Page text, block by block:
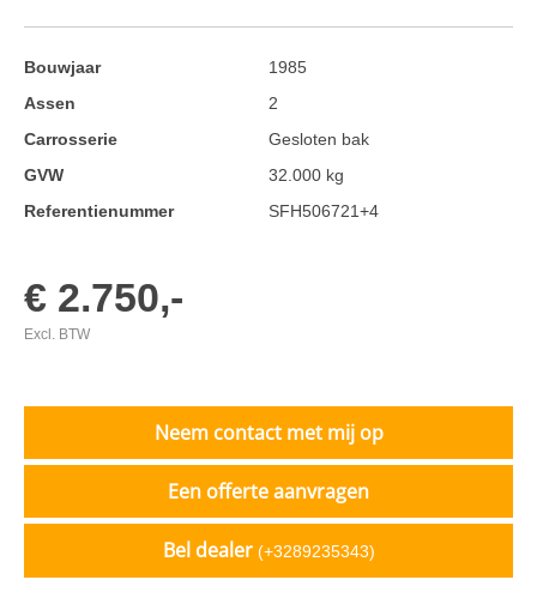
Bouwjaar
1985
Assen
2
Carrosserie
Gesloten bak
GVW
32.000 kg
Referentienummer
SFH506721+4
€ 2.750,-
Excl. BTW
Neem contact met mij op
Een offerte aanvragen
Bel dealer (+3289235343)